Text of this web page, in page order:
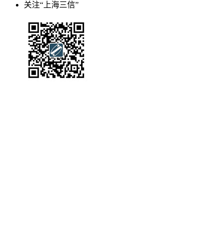
关注“上海三信”